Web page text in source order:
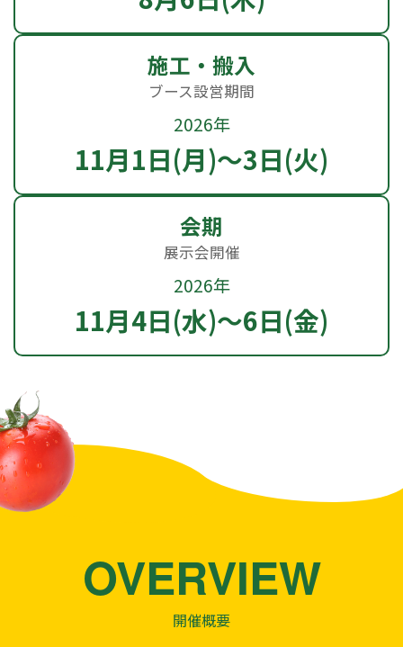
施工・搬入
ブース設営期間
2026年
11月1日(月)～3日(火)
会期
展示会開催
2026年
11月4日(水)～6日(金)
OVERVIEW
開催概要